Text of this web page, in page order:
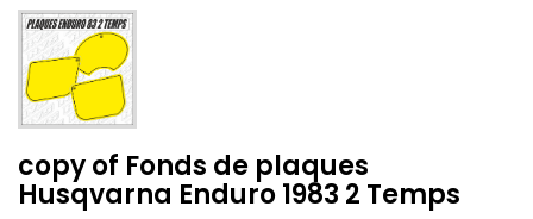
copy of Fonds de plaques
Husqvarna Enduro 1983 2 Temps